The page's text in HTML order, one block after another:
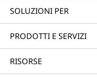
SOLUZIONI PER
PRODOTTI E SERVIZI
RISORSE